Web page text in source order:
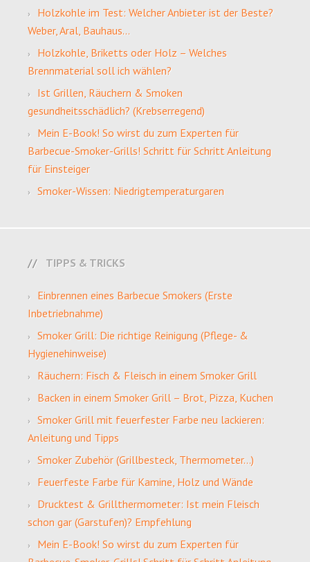
Holzkohle im Test: Welcher Anbieter ist der Beste?
Weber, Aral, Bauhaus…
Holzkohle, Briketts oder Holz – Welches
Brennmaterial soll ich wählen?
Ist Grillen, Räuchern & Smoken
gesundheitsschädlich? (Krebserregend)
Mein E-Book! So wirst du zum Experten für
Barbecue-Smoker-Grills! Schritt für Schritt Anleitung
für Einsteiger
Smoker-Wissen: Niedrigtemperaturgaren
TIPPS & TRICKS
Einbrennen eines Barbecue Smokers (Erste
Inbetriebnahme)
Smoker Grill: Die richtige Reinigung (Pflege- &
Hygienehinweise)
Räuchern: Fisch & Fleisch in einem Smoker Grill
Backen in einem Smoker Grill – Brot, Pizza, Kuchen
Smoker Grill mit feuerfester Farbe neu lackieren:
Anleitung und Tipps
Smoker Zubehör (Grillbesteck, Thermometer…)
Feuerfeste Farbe für Kamine, Holz und Wände
Drucktest & Grillthermometer: Ist mein Fleisch
schon gar (Garstufen)? Empfehlung
Mein E-Book! So wirst du zum Experten für